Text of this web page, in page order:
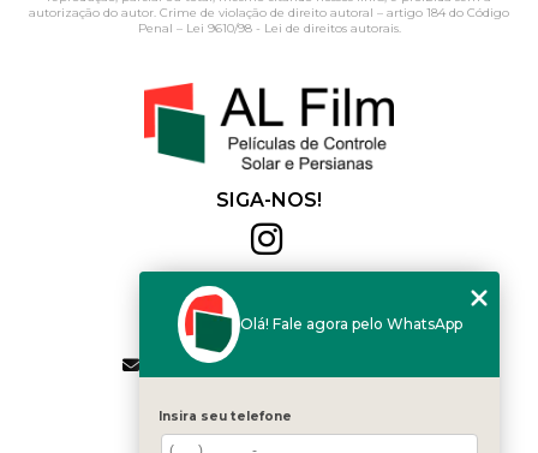
autorização do autor. Crime de violação de direito autoral – artigo 184 do Código
Penal – Lei 9610/98 - Lei de direitos autorais.
SIGA-NOS!
(11) 2564-4684
(11) 94168-2041
contato.vendas@alfilm.com.br
MENU
HOME
Olá! Fale agora pelo WhatsApp
Insira seu telefone